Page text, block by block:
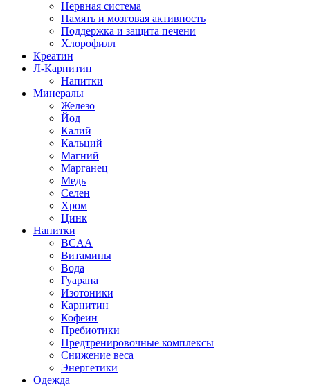
Нервная система
Память и мозговая активность
Поддержка и защита печени
Хлорофилл
Креатин
Л-Карнитин
Напитки
Минералы
Железо
Йод
Калий
Кальций
Магний
Марганец
Медь
Селен
Хром
Цинк
Напитки
BCAA
Витамины
Вода
Гуарана
Изотоники
Карнитин
Кофеин
Пребиотики
Предтренировочные комплексы
Снижение веса
Энергетики
Одежда